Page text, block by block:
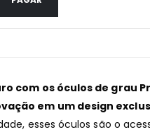
os óculos de grau
em um design
esses óculos são o